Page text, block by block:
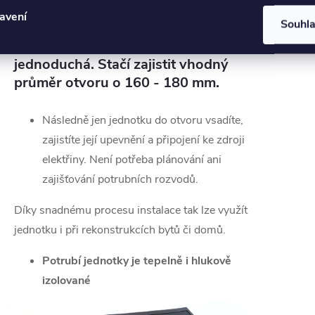
Jednoduchá instalace
jednoduchá. Stačí zajistit vhodný
průměr otvoru o 160 - 180 mm.
Následně jen jednotku do otvoru vsadíte,
zajistíte její upevnění a připojení ke zdroji
elektřiny. Není potřeba plánování ani
zajišťování potrubních rozvodů.
Díky snadnému procesu instalace tak lze využít
jednotku i při rekonstrukcích bytů či domů.
Potrubí jednotky je tepelně i hlukově
izolované